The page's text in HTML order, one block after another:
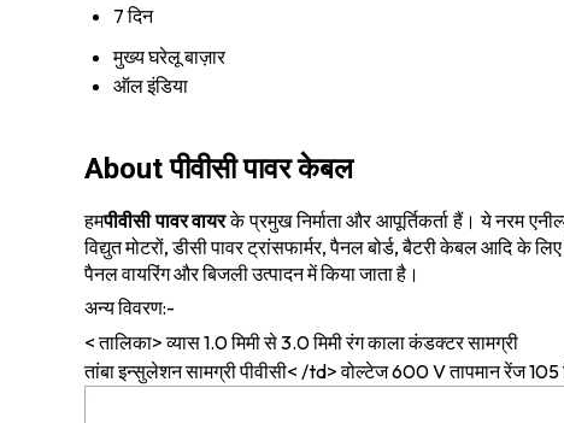
7 दिन
मुख्य घरेलू बाज़ार
ऑल इंडिया
About पीवीसी पावर केबल
हमपीवीसी पावर वायरके प्रमुख निर्माता और आपूर्तिकर्ता हैं। ये नरम
विद्युत मोटरों, डीसी पावर ट्रांसफार्मर, पैनल बोर्ड, बैटरी केबल आदि के
पैनल वायरिंग और बिजली उत्पादन में किया जाता है।
अन्य विवरण:-
< तालिका> व्यास 1.0 मिमी से 3.0 मिमी रंग काला कंडक्टर सामग्री
तांबा इन्सुलेशन सामग्री पीवीसी< /td> वोल्टेज 600 V तापमान रेंज 105